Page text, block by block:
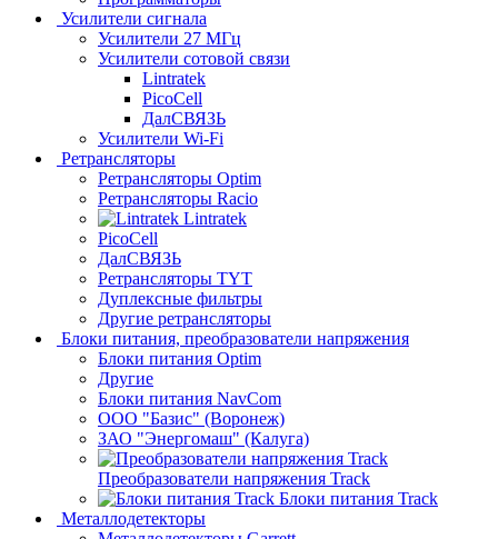
Усилители сигнала
Усилители 27 МГц
Усилители сотовой связи
Lintratek
PicoCell
ДалСВЯЗЬ
Усилители Wi-Fi
Ретрансляторы
Ретрансляторы Optim
Ретрансляторы Racio
Lintratek
PicoCell
ДалСВЯЗЬ
Ретрансляторы TYT
Дуплексные фильтры
Другие ретрансляторы
Блоки питания, преобразователи напряжения
Блоки питания Optim
Другие
Блоки питания NavCom
ООО "Базис" (Воронеж)
ЗАО "Энергомаш" (Калуга)
Преобразователи напряжения Track
Блоки питания Track
Металлодетекторы